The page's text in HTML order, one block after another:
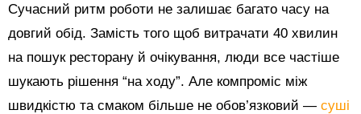
Сучасний ритм роботи не залишає багато часу на
довгий обід. Замість того щоб витрачати 40 хвилин
на пошук ресторану й очікування, люди все частіше
шукають рішення “на ходу”. Але компроміс між
швидкістю та смаком більше не обов’язковий — суші